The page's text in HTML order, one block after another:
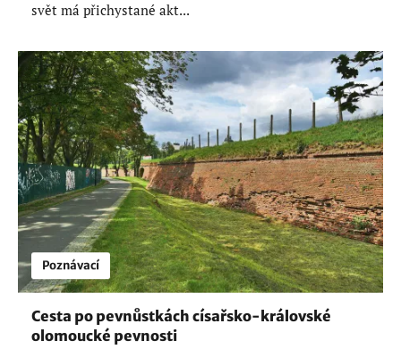
svět má přichystané akt...
Poznávací
Cesta po pevnůstkách císařsko-královské
olomoucké pevnosti